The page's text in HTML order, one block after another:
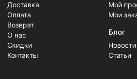
Доставка
Оплата
Возврат
О нас
Скидки
Контакты
Мой
Мои
Блог
Новости
Статьи